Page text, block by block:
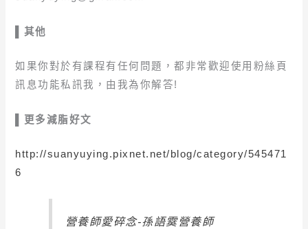
▌其他
如果你對於有課程有任何問題，都非常歡迎使用粉絲頁
訊息功能私訊我，由我為你解答!
▌更多減脂好文
http://suanyuying.pixnet.net/blog/category/545471
6
營養師愛碎念-孫語霙營養師